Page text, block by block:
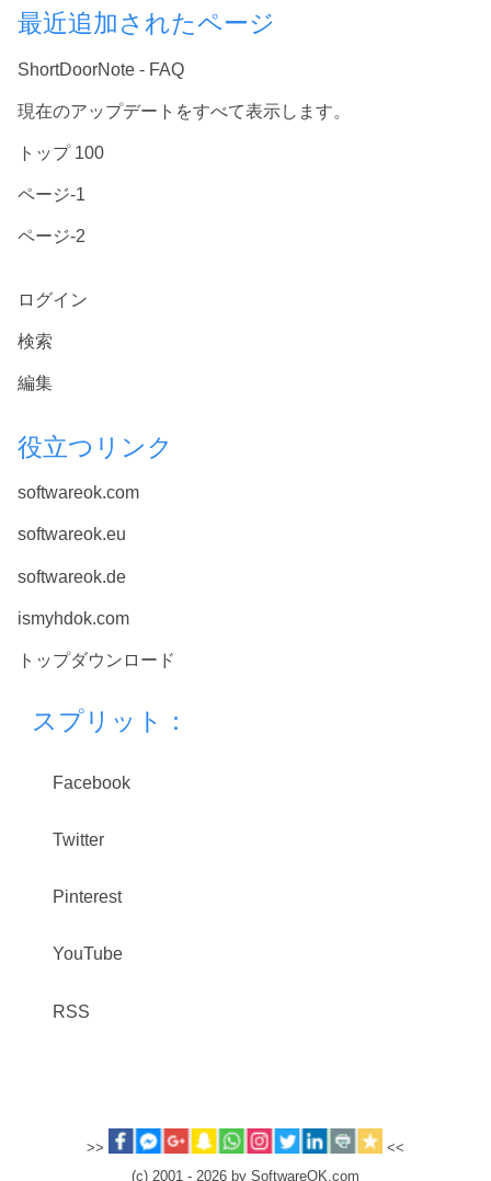
最近追加されたページ
ShortDoorNote - FAQ
現在のアップデートをすべて表示します。
トップ 100
ページ-1
ページ-2
ログイン
検索
編集
役立つリンク
softwareok.com
softwareok.eu
softwareok.de
ismyhdok.com
トップダウンロード
スプリット：
Facebook
Twitter
Pinterest
YouTube
RSS
>>
<<
(c) 2001 - 2026 by SoftwareOK.com